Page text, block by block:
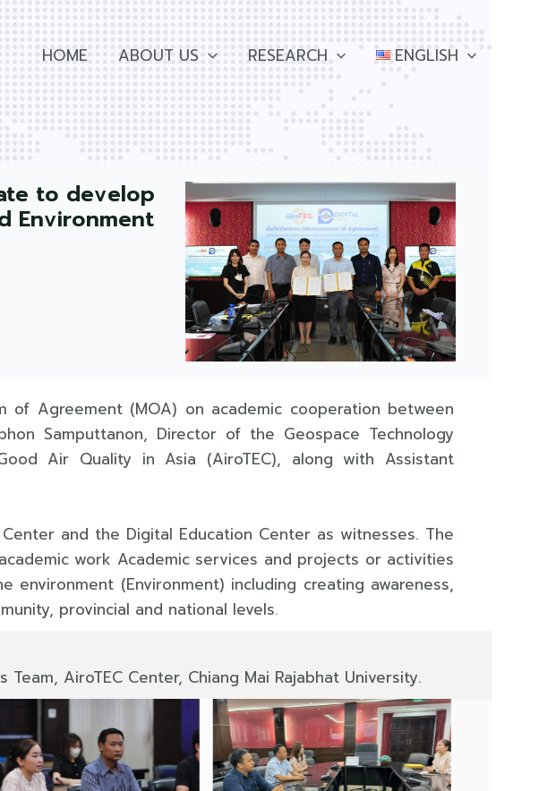
HOME ABOUT US RESEARCH ENGLISH
to develop
Environment
Agreement (MOA) on academic cooperation between
Samputtanon, Director of the Geospace Technology
Air Quality in Asia (AiroTEC), along with Assistant
and the Digital Education Center as witnesses. The
work Academic services and projects or activities
(Environment) including creating awareness,
provincial and national levels.
Team, AiroTEC Center, Chiang Mai Rajabhat University.